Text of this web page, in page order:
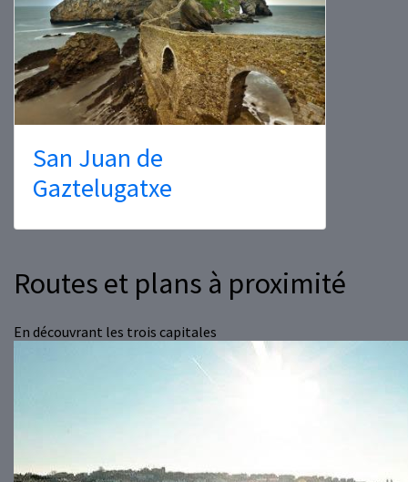
San Juan de
Gaztelugatxe
Routes et plans à proximité
En découvrant les trois capitales